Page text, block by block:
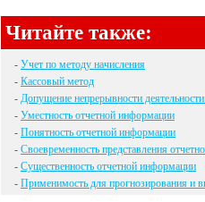
Читайте также:
- Учет по методу начисления
- Кассовый метод
- Допущение непрерывности
- Уместность отчетной информации
- Понятность отчетной информации
- Своевременность представления
- Существенность отчетной информации
- Применимость для прогнозирования и